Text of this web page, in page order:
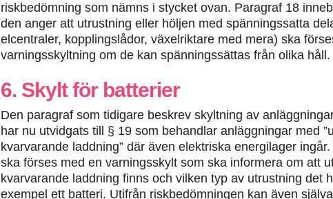
riskbedömning som nämns i stycket ovan. Paragraf 18
den anger att utrustning eller höljen med spänningssatta
elcentraler, kopplingslådor, växelriktare med mera) ska
varningsskyltning om de kan spänningssättas från olika håll.
6. Skylt för batterier
Den paragraf som tidigare beskrev skyltning av
har nu utvidgats till § 19 som behandlar anläggningar med
kvarvarande laddning” där även elektriska energilager
ska förses med en varningsskylt som ska informera om att
kvarvarande laddning finns och vilken typ av utrustning det
exempel ett batteri. Utifrån riskbedömningen kan även